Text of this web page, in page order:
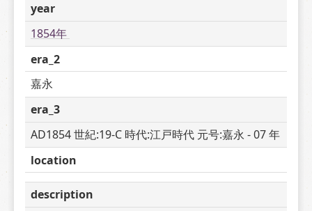
year
1854年
era_2
嘉永
era_3
AD1854 世紀:19-C 時代:江戸時代 元号:嘉永 - 07 年
location
description